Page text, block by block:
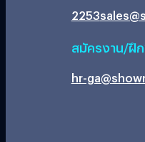
2253
สมัครงาน/ฝึ
hr-